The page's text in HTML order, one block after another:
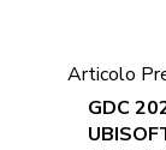
Articolo
GDC